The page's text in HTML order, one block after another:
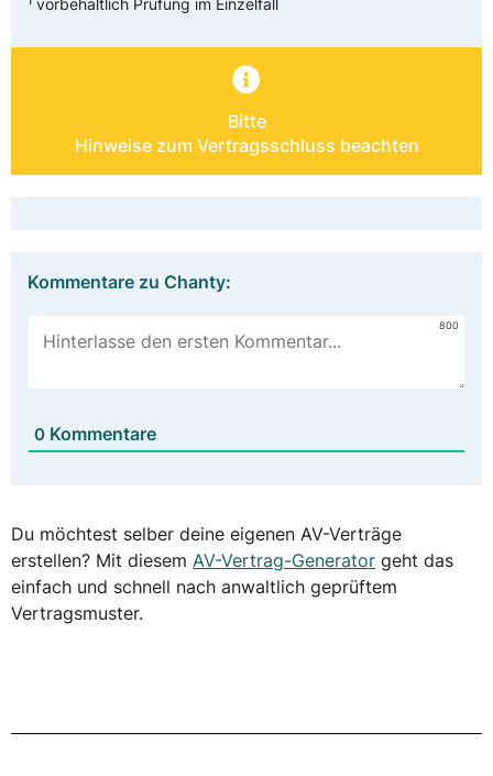
Bitte
Hinweise zum Vertragsschluss beachten
Kommentare zu Chanty:
800
0 Kommentare
Du möchtest selber deine eigenen AV-Verträge
erstellen? Mit diesem AV-Vertrag-Generator geht das
einfach und schnell nach anwaltlich geprüftem
Vertragsmuster.